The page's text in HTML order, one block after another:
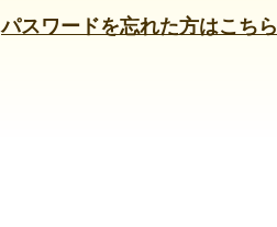
パスワードを忘れた方はこちら